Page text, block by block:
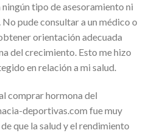
tipo de asesoramiento ni
pude consultar a un médico o
orientación adecuada
del crecimiento. Esto me hizo
en relación a mi salud.
comprar hormona del
deportivas.com fue muy
que la salud y el rendimiento